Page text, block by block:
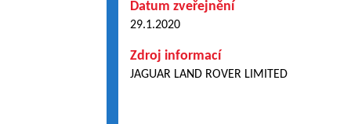
Datum zveřejnění
29.1.2020
Zdroj informací
JAGUAR LAND ROVER LIMITED